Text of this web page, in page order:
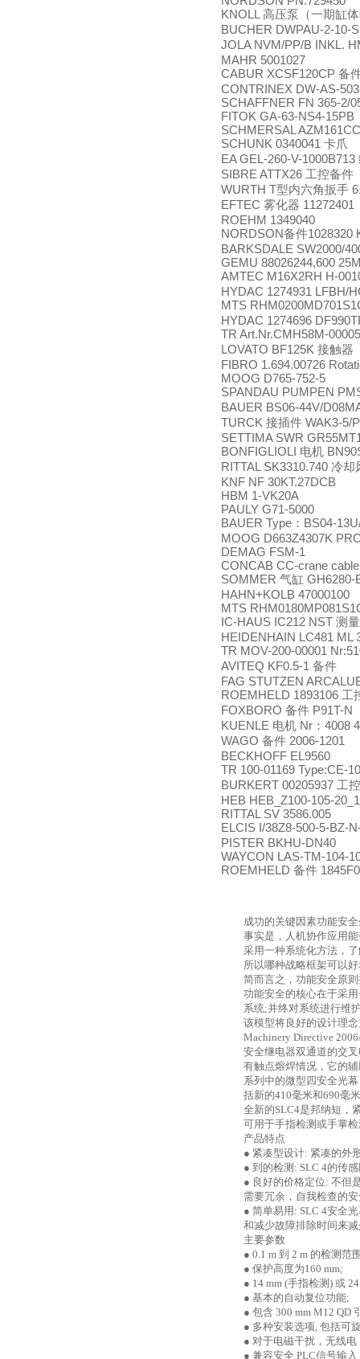
KNOLL 高压泵（一期缸体
BUCHER DWPAU-2-10-
JOLA NVM/PP/B INKL.
MAHR 5001027
CABUR XCSF120CP 备
CONTRINEX DW-AS-
SCHAFFNER FN 365-2/
FITOK GA-63-NS4-15PB
SCHMERSAL
SCHUNK 0340041 卡爪
EA GEL-260-V-1000B713
SIBRE ATTX26 工控备件
WURTH T型内六角扳手
EFTEC 雾化器 11272401
ROEHM 1349040
NORDSON备件1028320
BARKSDALE SW2000/
GEMU 88026244,600
AMTEC M16X2RH H-
HYDAC 1274931 LFBH/
MTS
HYDAC 1274696
TR Art.Nr.CMH58M-
LOVATO BF125K 接触器
FIBRO 1.694.00726
MOOG D765-752-5
SPANDAU PUMPEN
BAUER BS06-44V/
TURCK 接插件 WAK3-5/
SETTIMA SWR
BONFIGLIOLI 电机
RITTAL SK3310.740 冷却
KNF NF 30KT.27DCB
HBM 1-VK20A
PAULY G71-5000
BAUER Type ： BS04-
MOOG D663Z4307K
DEMAG FSM-1
CONCAB CC-crane
SOMMER 气缸 GH6280-
HAHN+KOLB 47000100
MTS
IC-HAUS IC212 NST 测
HEIDENHAIN LC481 ML
TR MOV-200-00001
AVITEQ KF0.5-1 备件
FAG STUTZEN
ROEMHELD 1893106 工
FOXBORO 备件 P91T-N
KUENLE 电机 Nr ： 4008
WAGO 备件 2006-1201
BECKHOFF EL9560
TR 100-01169 Type:CE-
BURKERT 00205937 工
HEB HEB_Z100-105-
RITTAL SV 3586.005
ELCIS I/38Z8-500-5-BZ-
PISTER BKHU-DN40
WAYCON LAS-TM-104-
ROEMHELD 备件
成功的关键因素功能安
事实是，人机协作应用
采用一种系统化方法，
所以哪种战略框架可以
简而言之，功能安全原
功能安全的核心在于采
系统;并终对系统进行维
该模型将良好的设计理
Machinery Directive
安全继电器双通道的交
有触点熔焊情况，它的
系列中的微型四安全光
括新的410毫米和690毫
全新的SLC4是邦纳短，
可用于手指检测或手掌
产品特点
● 紧凑型设计: 紧凑的外
● 到的检测 : SLC 4的传
● 良好的价格定位: 不但
需要冗余，自我检查的
● 简单易用 : SLC 4安全
和减少故障排除时间来
主要参数
● 0.1 m 到 2 m 的检测范
● 保护高度为160 mm;
● 14 mm (手指检测 ) 或
● 基本的自动复位功能;
● 包含 300 mm M12 QD
● 多种安装选项, 包括可
● 对于电磁干扰，无线
● 兼容安全 PLC信号输入